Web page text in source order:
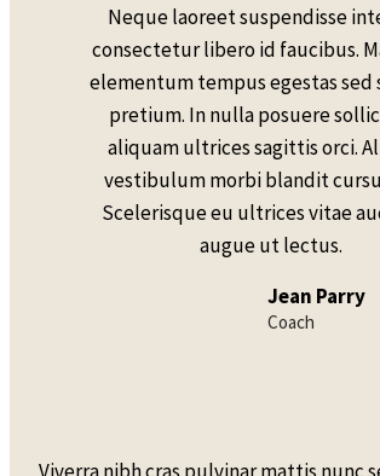
Neque laoreet suspendisse
consectetur libero id faucibus.
elementum tempus egestas sed
pretium. In nulla posuere
aliquam ultrices sagittis orci.
vestibulum morbi blandit
Scelerisque eu ultrices vitae
augue ut lectus.
Jean Parry
Coach